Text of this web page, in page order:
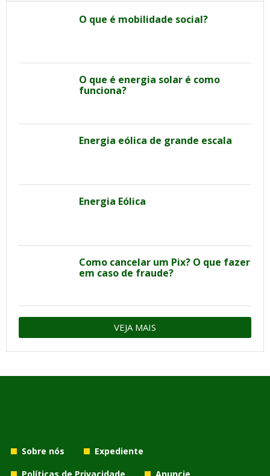
O que é mobilidade social?
O que é energia solar é como
funciona?
Energia eólica de grande escala
Energia Eólica
Como cancelar um Pix? O que fazer
em caso de fraude?
VEJA MAIS
Sobre nós
Expediente